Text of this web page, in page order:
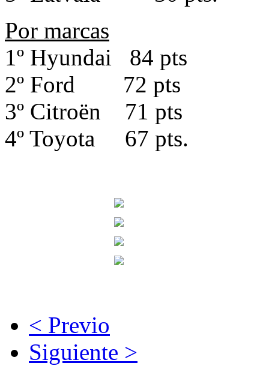
Por marcas
1º Hyundai 84 pts
2º Ford 72 pts
3º Citroën 71 pts
4º Toyota 67 pts.
< Previo
Siguiente >